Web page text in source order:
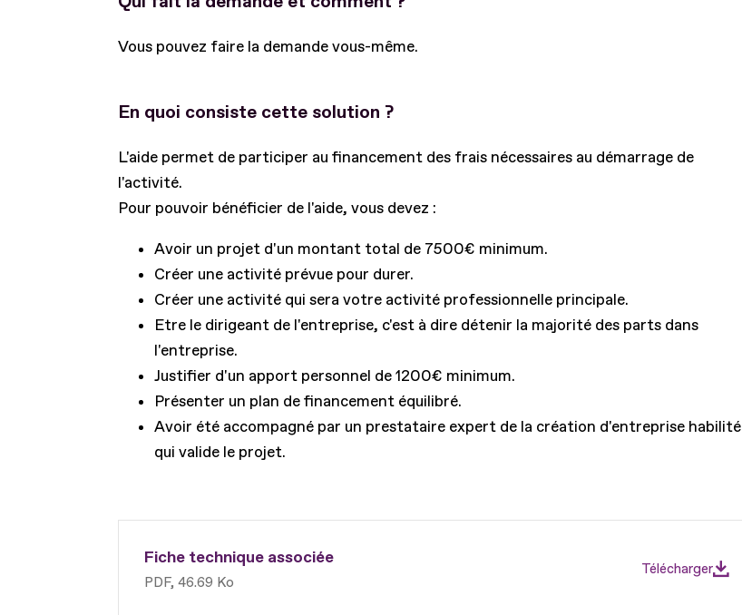
Vous pouvez faire la demande vous-même.
En quoi consiste cette solution ?
L'aide permet de participer au financement des frais nécessaires au démarrage de
l'activité.
Pour pouvoir bénéficier de l'aide, vous devez :
Avoir un projet d'un montant total de 7500€ minimum.
Créer une activité prévue pour durer.
Créer une activité qui sera votre activité professionnelle principale.
Etre le dirigeant de l'entreprise, c'est à dire détenir la majorité des parts dans
l'entreprise.
Justifier d'un apport personnel de 1200€ minimum.
Présenter un plan de financement équilibré.
Avoir été accompagné par un prestataire expert de la création d'entreprise habilité
qui valide le projet.
Fiche technique associée
PDF, 46.69 Ko
Télécharger